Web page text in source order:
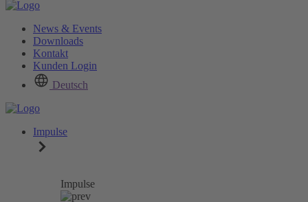
News & Events
Downloads
Kontakt
Kunden Login
Deutsch
Impulse
Impulse